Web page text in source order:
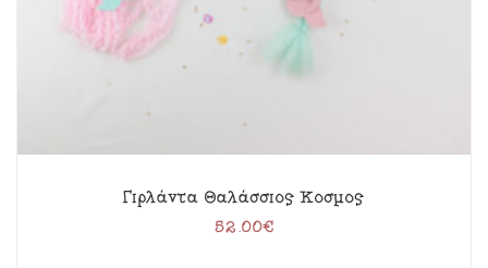
Γιρλάντα Θαλάσσιος Κόσμος
52.00€